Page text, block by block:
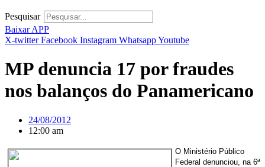
Pesquisar
Baixar APP
X-twitter Facebook Instagram WhatsappYoutube
MP denuncia 17 por fraudes
nos balanços do Panamericano
24/08/2012
12:00 am
O Ministério Público
Federal denunciou, na 6ª